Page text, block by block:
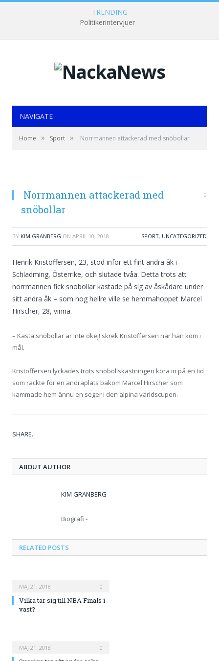
TRENDING
Politikerintervjuer
NAVIGATE
Home » Sport » Norrmannen attackerad med snöbollar
Norrmannen attackerad med
snöbollar
0
BY KIM GRANBERG ON APRIL 10, 2018 SPORT, UNCATEGORIZED
Henrik Kristoffersen, 23, stod inför ett fint andra åk i
Schladming, Österrike, och slutade tvåa. Detta trots att
norrmannen fick snöbollar kastade på sig av åskådare under
sitt andra åk – som nog hellre ville se hemmahoppet Marcel
Hirscher, 28, vinna.
– Kasta snöbollar är inte okej! skrek Kristoffersen när han kom i
mål.
Kristoffersen lyckades trots snöbollskastningen köra in på en tid
som räckte för en andraplats bakom Marcel Hirscher som
kammade hem ännu en seger i den alpina världscupen.
SHARE.
ABOUT AUTHOR
KIM GRANBERG
Biografi -
RELATED POSTS
MAJ 21, 2018 0
Vilka tar sig till NBA Finals i
väst?
MAJ 21, 2018 0